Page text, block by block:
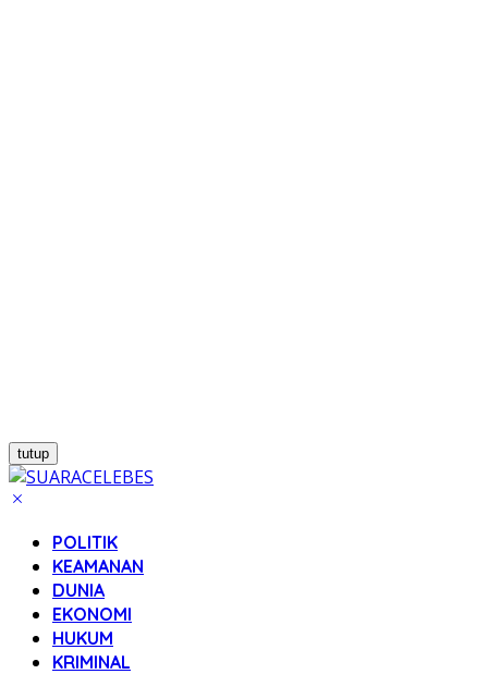
tutup
POLITIK
KEAMANAN
DUNIA
EKONOMI
HUKUM
KRIMINAL